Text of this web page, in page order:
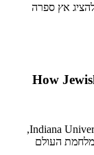
אץ ספרה
How
הספר התפרסם בפברואר 2024 בהוצאת Indiana University Press,
מלחמת העולם